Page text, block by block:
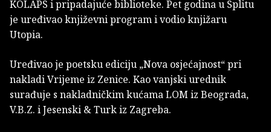
KOLAPS i pripadajuće biblioteke. Pet godina u Splitu
je uređivao književni program i vodio knjižaru
Utopia.
Uređivao je poetsku ediciju „Nova osjećajnost“ pri
nakladi Vrijeme iz Zenice. Kao vanjski urednik
surađuje s nakladničkim kućama LOM iz Beograda,
V.B.Z. i Jesenski & Turk iz Zagreba.